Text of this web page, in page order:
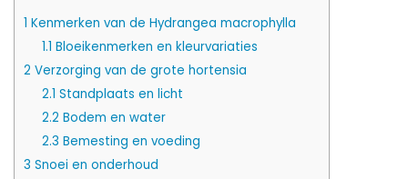
1 Kenmerken van de Hydrangea macrophylla
1.1 Bloeikenmerken en kleurvariaties
2 Verzorging van de grote hortensia
2.1 Standplaats en licht
2.2 Bodem en water
2.3 Bemesting en voeding
3 Snoei en onderhoud